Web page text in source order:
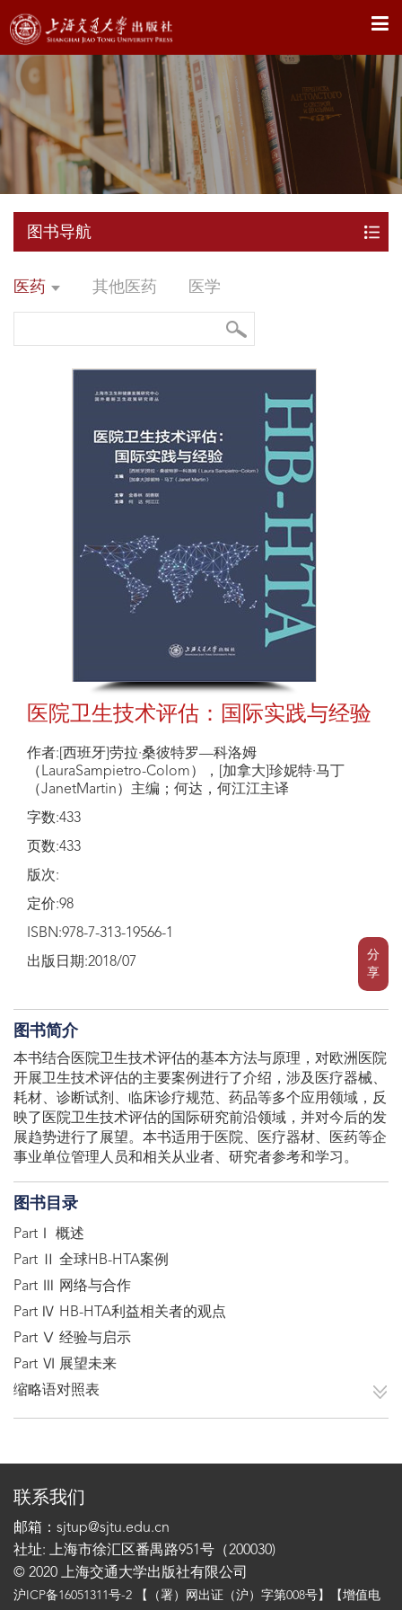
X
分
享
图书导航
医药 其他医药 医学
医院卫生技术评估：国际实践与经验
作者:[西班牙]劳拉·桑彼特罗—科洛姆
（LauraSampietro-Colom），[加拿大]珍妮特·马丁
（JanetMartin）主编；何达，何江江主译
字数:433
页数:433
版次:
定价:98
ISBN:978-7-313-19566-1
出版日期:2018/07
图书简介
本书结合医院卫生技术评估的基本方法与原理，对欧洲医院
开展卫生技术评估的主要案例进行了介绍，涉及医疗器械、
耗材、诊断试剂、临床诊疗规范、药品等多个应用领域，反
映了医院卫生技术评估的国际研究前沿领域，并对今后的发
展趋势进行了展望。本书适用于医院、医疗器材、医药等企
事业单位管理人员和相关从业者、研究者参考和学习。​
图书目录
PartⅠ 概述
Part Ⅱ 全球HB-HTA案例
Part Ⅲ 网络与合作
Part Ⅳ HB-HTA利益相关者的观点
Part Ⅴ 经验与启示
Part Ⅵ 展望未来
缩略语对照表
联系我们
邮箱：sjtup@sjtu.edu.cn
社址: 上海市徐汇区番禺路951号（200030)
© 2020 上海交通大学出版社有限公司
沪ICP备16051311号-2 【（署）网出证（沪）字第008号】【增值电